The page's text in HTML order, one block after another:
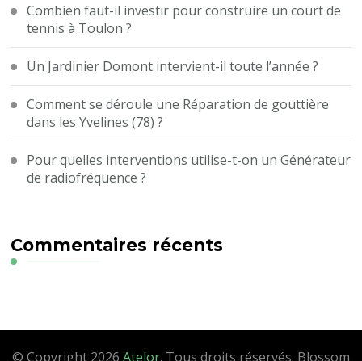
Combien faut-il investir pour construire un court de
tennis à Toulon ?
Un Jardinier Domont intervient-il toute l’année ?
Comment se déroule une Réparation de gouttière
dans les Yvelines (78) ?
Pour quelles interventions utilise-t-on un Générateur
de radiofréquence ?
Commentaires récents
© Copyright 2026 Atelor. Tous droits réservés. Blossom